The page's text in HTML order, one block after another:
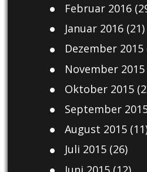
Februar 2016
Januar 2016(21)
Dezember 2015
November 2015
Oktober 2015
September
August 2015
Juli 2015(26)